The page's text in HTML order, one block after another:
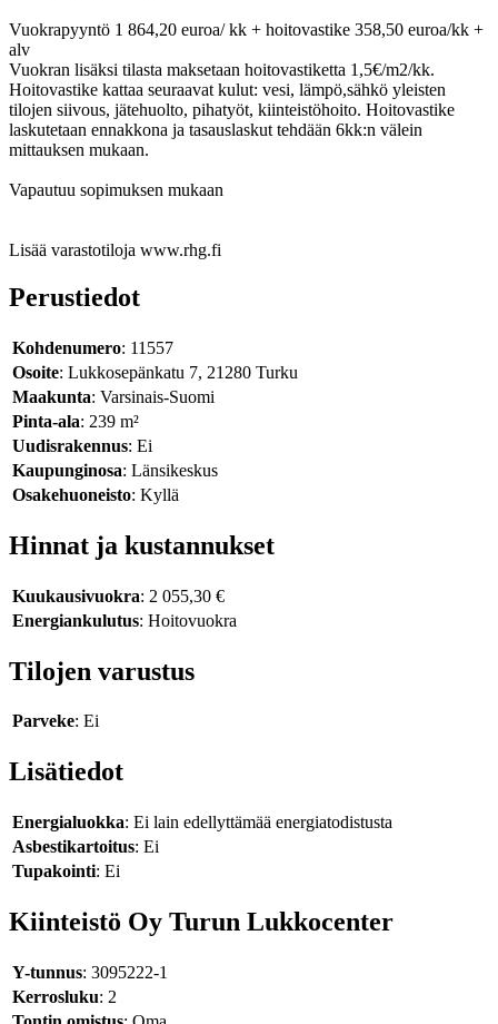
Vuokrapyyntö 1 864,20 euroa/ kk + hoitovastike 358,50 euroa/kk +
alv
Vuokran lisäksi tilasta maksetaan hoitovastiketta 1,5€/m2/kk.
Hoitovastike kattaa seuraavat kulut: vesi, lämpö,sähkö yleisten
tilojen siivous, jätehuolto, pihatyöt, kiinteistöhoito. Hoitovastike
laskutetaan ennakkona ja tasauslaskut tehdään 6kk:n välein
mittauksen mukaan.
Vapautuu sopimuksen mukaan
Lisää varastotiloja www.rhg.fi
Perustiedot
Kohdenumero: 11557
Osoite: Lukkosepänkatu 7, 21280 Turku
Maakunta: Varsinais-Suomi
Pinta-ala: 239 m²
Uudisrakennus: Ei
Kaupunginosa: Länsikeskus
Osakehuoneisto: Kyllä
Hinnat ja kustannukset
Kuukausivuokra: 2 055,30 €
Energiankulutus: Hoitovuokra
Tilojen varustus
Parveke: Ei
Lisätiedot
Energialuokka: Ei lain edellyttämää energiatodistusta
Asbestikartoitus: Ei
Tupakointi: Ei
Kiinteistö Oy Turun Lukkocenter
Y-tunnus: 3095222-1
Kerrosluku: 2